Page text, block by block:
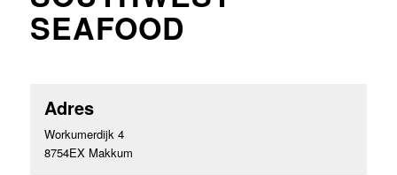
SEAFOOD
Adres
Workumerdijk 4
8754EX Makkum